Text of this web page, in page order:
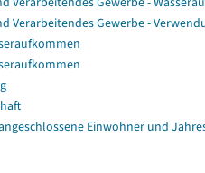
Verarbeitendes Gewerbe -
Einwohner und